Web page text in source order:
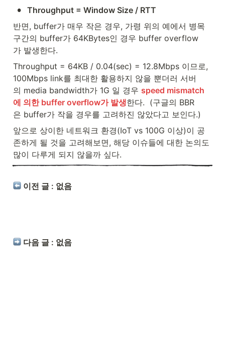
• Throughput = Window Size / RTT
반면, buffer가 매우 작은 경우, 가령 위의 예에서 병목
구간의 buffer가 64KBytes인 경우 buffer overflow
가 발생한다.
Throughput = 64KB / 0.04(sec) = 12.8Mbps 이므로,
100Mbps link를 최대한 활용하지 않을 뿐더러 서버
의 media bandwidth가 1G 일 경우 speed mismatch
에 의한 buffer overflow가 발생한다.  (구글의 BBR
은 buffer가 작을 경우를 고려하진 않았다고 보인다.)
앞으로 상이한 네트워크 환경(IoT vs 100G 이상)이 공
존하게 될 것을 고려해보면, 해당 이슈들에 대한 논의도
많이 다루게 되지 않을까 싶다.
이전 글 : 없음
다음 글 : 없음